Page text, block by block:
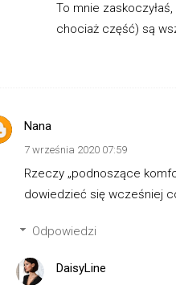
To mnie
chociaż część) są
Nana
7 września 2020 07:59
Rzeczy „podnoszące
dowiedzieć się wcześniej
Odpowiedzi
DaisyLine